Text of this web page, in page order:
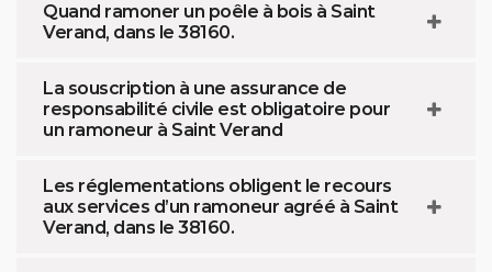
Quand ramoner un poêle à bois à Saint
Verand, dans le 38160.
La souscription à une assurance de
responsabilité civile est obligatoire pour
un ramoneur à Saint Verand
Les réglementations obligent le recours
aux services d’un ramoneur agréé à Saint
Verand, dans le 38160.